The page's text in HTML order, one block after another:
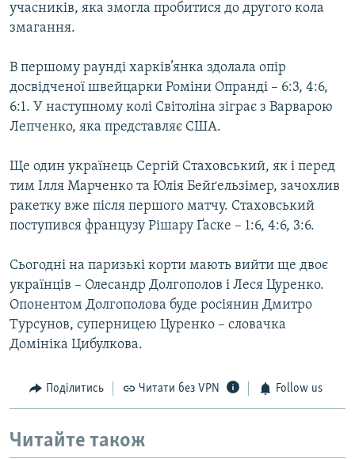
учасників, яка змогла пробитися до другого кола
змагання.
В першому раунді харків’янка здолала опір
досвідченої швейцарки Роміни Опранді – 6:3, 4:6,
6:1. У наступному колі Світоліна зіграє з Варварою
Лепченко, яка представляє США.
Ще один українець Сергій Стаховський, як і перед
тим Ілля Марченко та Юлія Бейґельзімер, зачохлив
ракетку вже після першого матчу. Стаховський
поступився французу Рішару Ґаске – 1:6, 4:6, 3:6.
Сьогодні на паризькі корти мають вийти ще двоє
українців – Олесандр Долгополов і Леся Цуренко.
Опонентом Долгополова буде росіянин Дмитро
Турсунов, суперницею Цуренко – словачка
Домініка Цибулкова.
Поділитись Читати без VPN Follow us
Читайте також